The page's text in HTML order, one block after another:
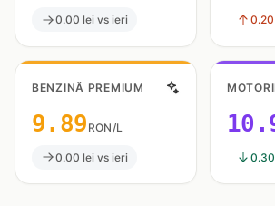
0.00 lei vs ieri
BENZINĂ PREMIUM
9.89 RON/L
0.00 lei vs ieri